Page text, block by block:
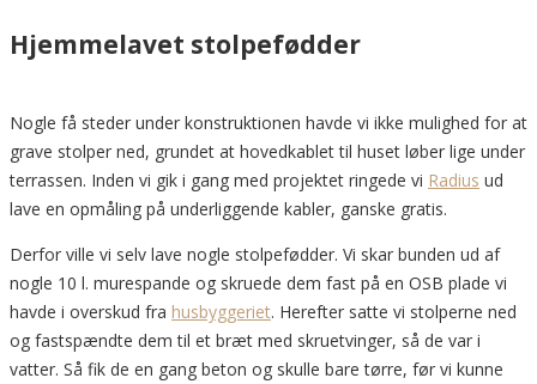
Hjemmelavet stolpefødder
Nogle få steder under konstruktionen havde vi ikke mulighed for at
grave stolper ned, grundet at hovedkablet til huset løber lige under
terrassen. Inden vi gik i gang med projektet ringede vi Radius ud
lave en opmåling på underliggende kabler, ganske gratis.
Derfor ville vi selv lave nogle stolpefødder. Vi skar bunden ud af
nogle 10 l. murespande og skruede dem fast på en OSB plade vi
havde i overskud fra husbyggeriet. Herefter satte vi stolperne ned
og fastspændte dem til et bræt med skruetvinger, så de var i
vatter. Så fik de en gang beton og skulle bare tørre, før vi kunne